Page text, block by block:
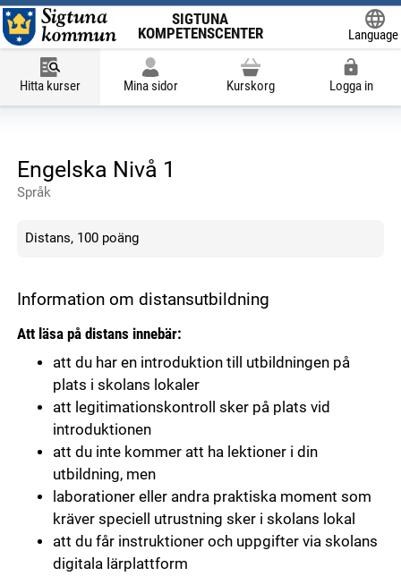
SIGTUNA
KOMPETENSCENTER
Language
Hitta kurser Mina sidor Kurskorg Logga in
Engelska Nivå 1
Språk
Distans, 100 poäng
Information om distansutbildning
Att läsa på distans innebär:
att du har en introduktion till utbildningen på
plats i skolans lokaler
att legitimationskontroll sker på plats vid
introduktionen
att du inte kommer att ha lektioner i din
utbildning, men
laborationer eller andra praktiska moment som
kräver speciell utrustning sker i skolans lokal
att du får instruktioner och uppgifter via skolans
digitala lärplattform